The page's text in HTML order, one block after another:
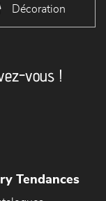
Décoration
vous !
Tendances